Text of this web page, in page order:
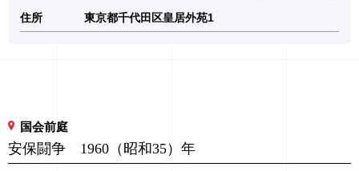
住所 東京都千代田区皇居外苑1
国会前庭
安保闘争 1960（昭和35）年